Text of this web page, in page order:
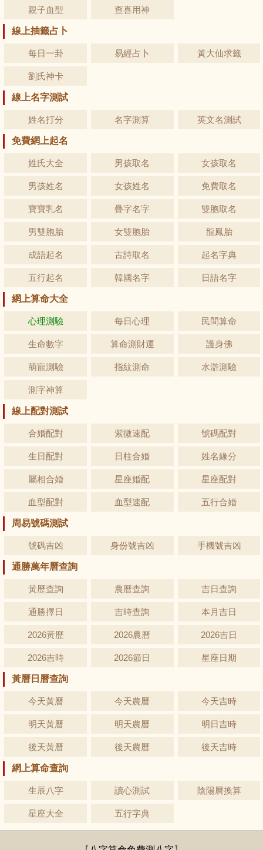
親子血型 查喜用神
線上抽籤占卜
每日一卦 易經占卜 黃大仙求籤
劉氏神卡
線上名字測試
姓名打分 名字測算 英文名測試
免費網上起名
姓氏大全 男孩取名 女孩取名
男孩姓名 女孩姓名 免費取名
寶寶乳名 疊字名字 雙胞取名
男雙胞胎 女雙胞胎 龍鳳胎
成語起名 古詩取名 起名字典
五行起名 韓國名字 日語名字
網上算命大全
心理測驗 每日心理 民間算命
生命數字 算命測財運 護身佛
萌寵測驗 指紋測命 水滸測驗
測字神算
線上配對測試
合婚配對 紫微速配 號碼配對
生日配對 日柱合婚 姓名緣分
屬相合婚 星座婚配 星座配對
血型配對 血型速配 五行合婚
周易號碼測試
號碼吉凶 身份號吉凶 手機號吉凶
通勝萬年曆查詢
黃歷查詢 農曆查詢 吉日查詢
通勝擇日 吉時查詢 本月吉日
2026黃歷 2026農曆 2026吉日
2026吉時 2026節日 星座日期
黃曆日曆查詢
今天黃曆 今天農曆 今天吉時
明天黃曆 明天農曆 明日吉時
後天黃曆 後天農曆 後天吉時
網上算命查詢
生辰八字 讀心測試 陰陽曆換算
星座大全 五行字典